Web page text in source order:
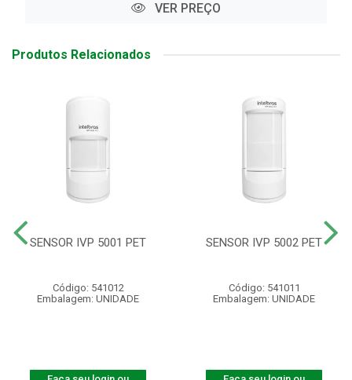
VER PREÇO
Produtos Relacionados
SENSOR IVP 5001 PET
Código: 541012
Embalagem: UNIDADE
SENSOR IVP 5002 PET
Código: 541011
Embalagem: UNIDADE